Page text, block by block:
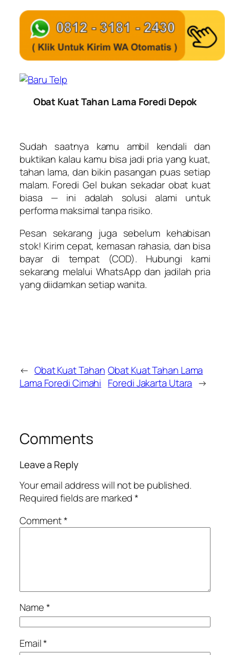
Obat Kuat Tahan Lama Foredi Depok
Sudah saatnya kamu ambil kendali dan
buktikan kalau kamu bisa jadi pria yang kuat,
tahan lama, dan bikin pasangan puas setiap
malam. Foredi Gel bukan sekadar obat kuat
biasa — ini adalah solusi alami untuk
performa maksimal tanpa risiko.
Pesan sekarang juga sebelum kehabisan
stok! Kirim cepat, kemasan rahasia, dan bisa
bayar di tempat (COD). Hubungi kami
sekarang melalui WhatsApp dan jadilah pria
yang diidamkan setiap wanita.
← Obat Kuat Tahan
Lama Foredi Cimahi
Obat Kuat Tahan Lama
Foredi Jakarta Utara →
Comments
Leave a Reply
Your email address will not be published.
Required fields are marked*
Comment*
Name*
Email*